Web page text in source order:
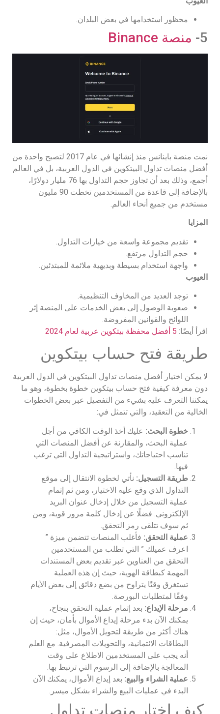
محظور استخدامها في بعض البلدان.
5- منصة Binance
نمت منصة باينانس منذ إنشائها في عام 2017 لتصبح واحدة من
أفضل منصات تداول البيتكوين في الدول العربية، بل في العالم
أجمع، وذلك بعد أن تجاوز حجم التداول بها 76 مليار دولارًا،
بالإضافة إلى قاعدة من المستخدمين تخطت 90 مليون
مستخدم من جميع أنحاء العالم.
المزايا
تقديم مجموعة واسعة من خيارات التداول.
حجم التداول مرتفع.
واجهة استخدام بسيطة وبديهية ملائمة للمبتدئين.
العيوب
توجد العديد من المخاوف التنظيمية.
صعوبة الوصول إلى بعض الخدمات على المنصة إثر
اللوائح والقوانين المفروضة.
اقرأ أيضًا: 5 أفضل محفظة بيتكوين عربية لعام 2024
طريقة فتح حساب بيتكوين
لا يمكن اختيار أفضل منصات تداول البيتكوين في الدول العربية
دون معرفة كيفية فتح حساب بيتكوين خطوة بخطوة، وهو ما
يمكننا التعرف عليه بشيء من التفصيل عبر بعض الخطوات
الخالية من التعقيد، والتي تتمثل في:
خطوة البحث: عليك أخذ الوقت الكافي من أجل
عملية البحث، والمقارنة عن أفضل المنصات التي
تناسب احتياجاتك، واستراتيجية التداول التي ترغب
فيها.
طريقة التسجيل: نأتي لخطوة الانتقال إلى موقع
التداول الذي وقع عليه الاختيار، ومن ثم إتمام
عملية التسجيل من خلال إدخال عنوان البريد
الإلكتروني. فضلًا عن إدخال كلمة مرور قوية، ومن
ثم سوف تتلقى رمز التحقق.
عملية التحقق: فأغلب المنصات تتضمن ميزة ”
اعرف عميلك ” التي تطلب من المستخدمين
التحقق من العناوين عبر تقديم بعض المستندات
المهمة كبطاقة الهوية، حيث إن هذه العملية
تستغرق وقتًا يتراوح من بضع دقائق إلى بعض الأيام
وفقًا لمتطلبات البورصة.
مرحلة الإيداع: بعد إتمام عملية التحقق بنجاح،
يمكنك الآن بدء مرحلة إيداع الأموال بأمان، حيث إن
هناك أكثر من طريقة لتحويل الأموال، مثل:
البطاقات الائتمانية، والتحويلات المصرفية. مع العلم
أنه يجب على المستخدمين الاطلاع على وقت
المعالجة بالإضافة إلى الرسوم التي ترتبط بها.
عملية الشراء والبيع: بعد إيداع الأموال، يمكنك الآن
البدء في عمليات البيع والشراء بشكل ميسر.
كيف اختار منصات تداول